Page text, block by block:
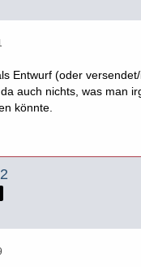
Entwurf (oder
auch nichts, was man
könnte.